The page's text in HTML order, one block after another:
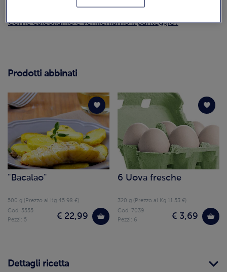
Come calcoliamo e verifichiamo il punteggio?
Prodotti abbinati
"Bacalao"
500 g (Prezzo al Kg 45.98 €)
€ 22,99
Cod. 5555
Pezzi: 5
6 Uova fresche
320 g (Prezzo al Kg 11.53 €)
€ 3,69
Cod. 7039
Pezzi: 6
Dettagli ricetta